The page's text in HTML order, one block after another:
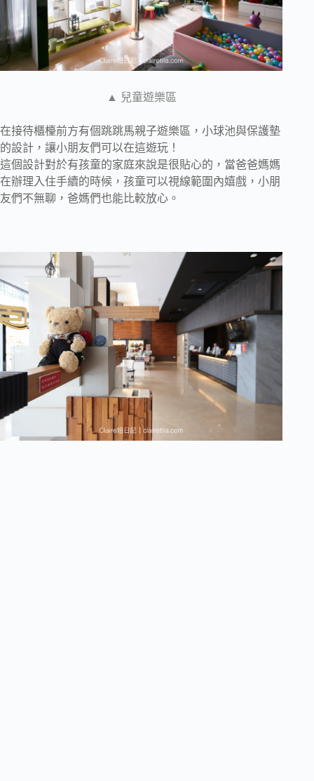
▲ 兒童遊樂區
在接待櫃檯前方有個跳跳馬親子遊樂區，小球池與保護墊
的設計，讓小朋友們可以在這遊玩！
這個設計對於有孩童的家庭來說是很貼心的，當爸爸媽媽
在辦理入住手續的時候，孩童可以視線範圍內嬉戲，小朋
友們不無聊，爸媽們也能比較放心。